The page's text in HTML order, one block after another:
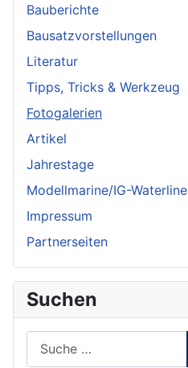
Bauberichte
Bausatzvorstellungen
Literatur
Tipps, Tricks & Werkzeug
Fotogalerien
Artikel
Jahrestage
Modellmarine/IG-Waterline
Impressum
Partnerseiten
Suchen